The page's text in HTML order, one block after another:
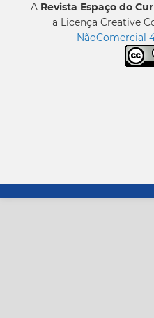
A Revista Espaço do
a Licença Creative
NãoComercial